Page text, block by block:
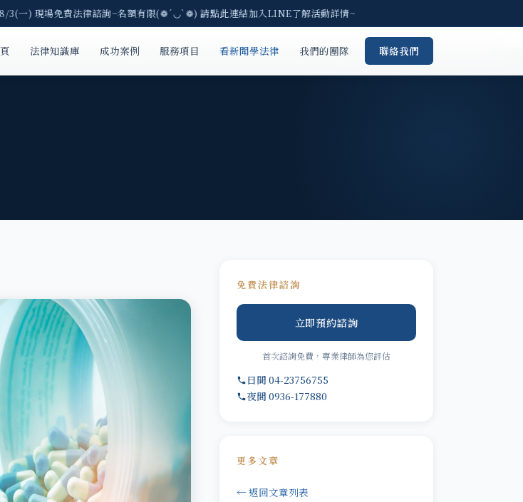
) 現場免費法律諮詢~名額有限(❁´◡`❁) 請點此連結加入LINE了解活動詳情~
法律知識庫 成功案例 服務項目 看新聞學法律 我們的團隊 聯絡我們
免費法律諮詢
立即預約諮詢
首次諮詢免費，專業律師為您評估
日間 04-23756755
夜間 0936-177880
更多文章
← 返回文章列表